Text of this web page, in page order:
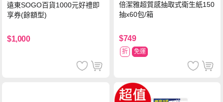
遠東SOGO百貨1000元好禮即
享券(餘額型)
$1,000
倍潔雅超質感抽取式衛生紙150
抽x60包/箱
$749
折 免運